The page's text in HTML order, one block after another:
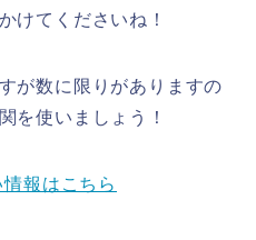
けてくださいね！
が数に限りがありますの
を使いましょう！
報はこちら